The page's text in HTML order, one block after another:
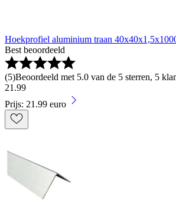
Hoekprofiel aluminium traan
Best beoordeeld
(5)Beoordeeld met 5.0 van de 5 sterren, 5
21 .99
Prijs: 21.99 euro